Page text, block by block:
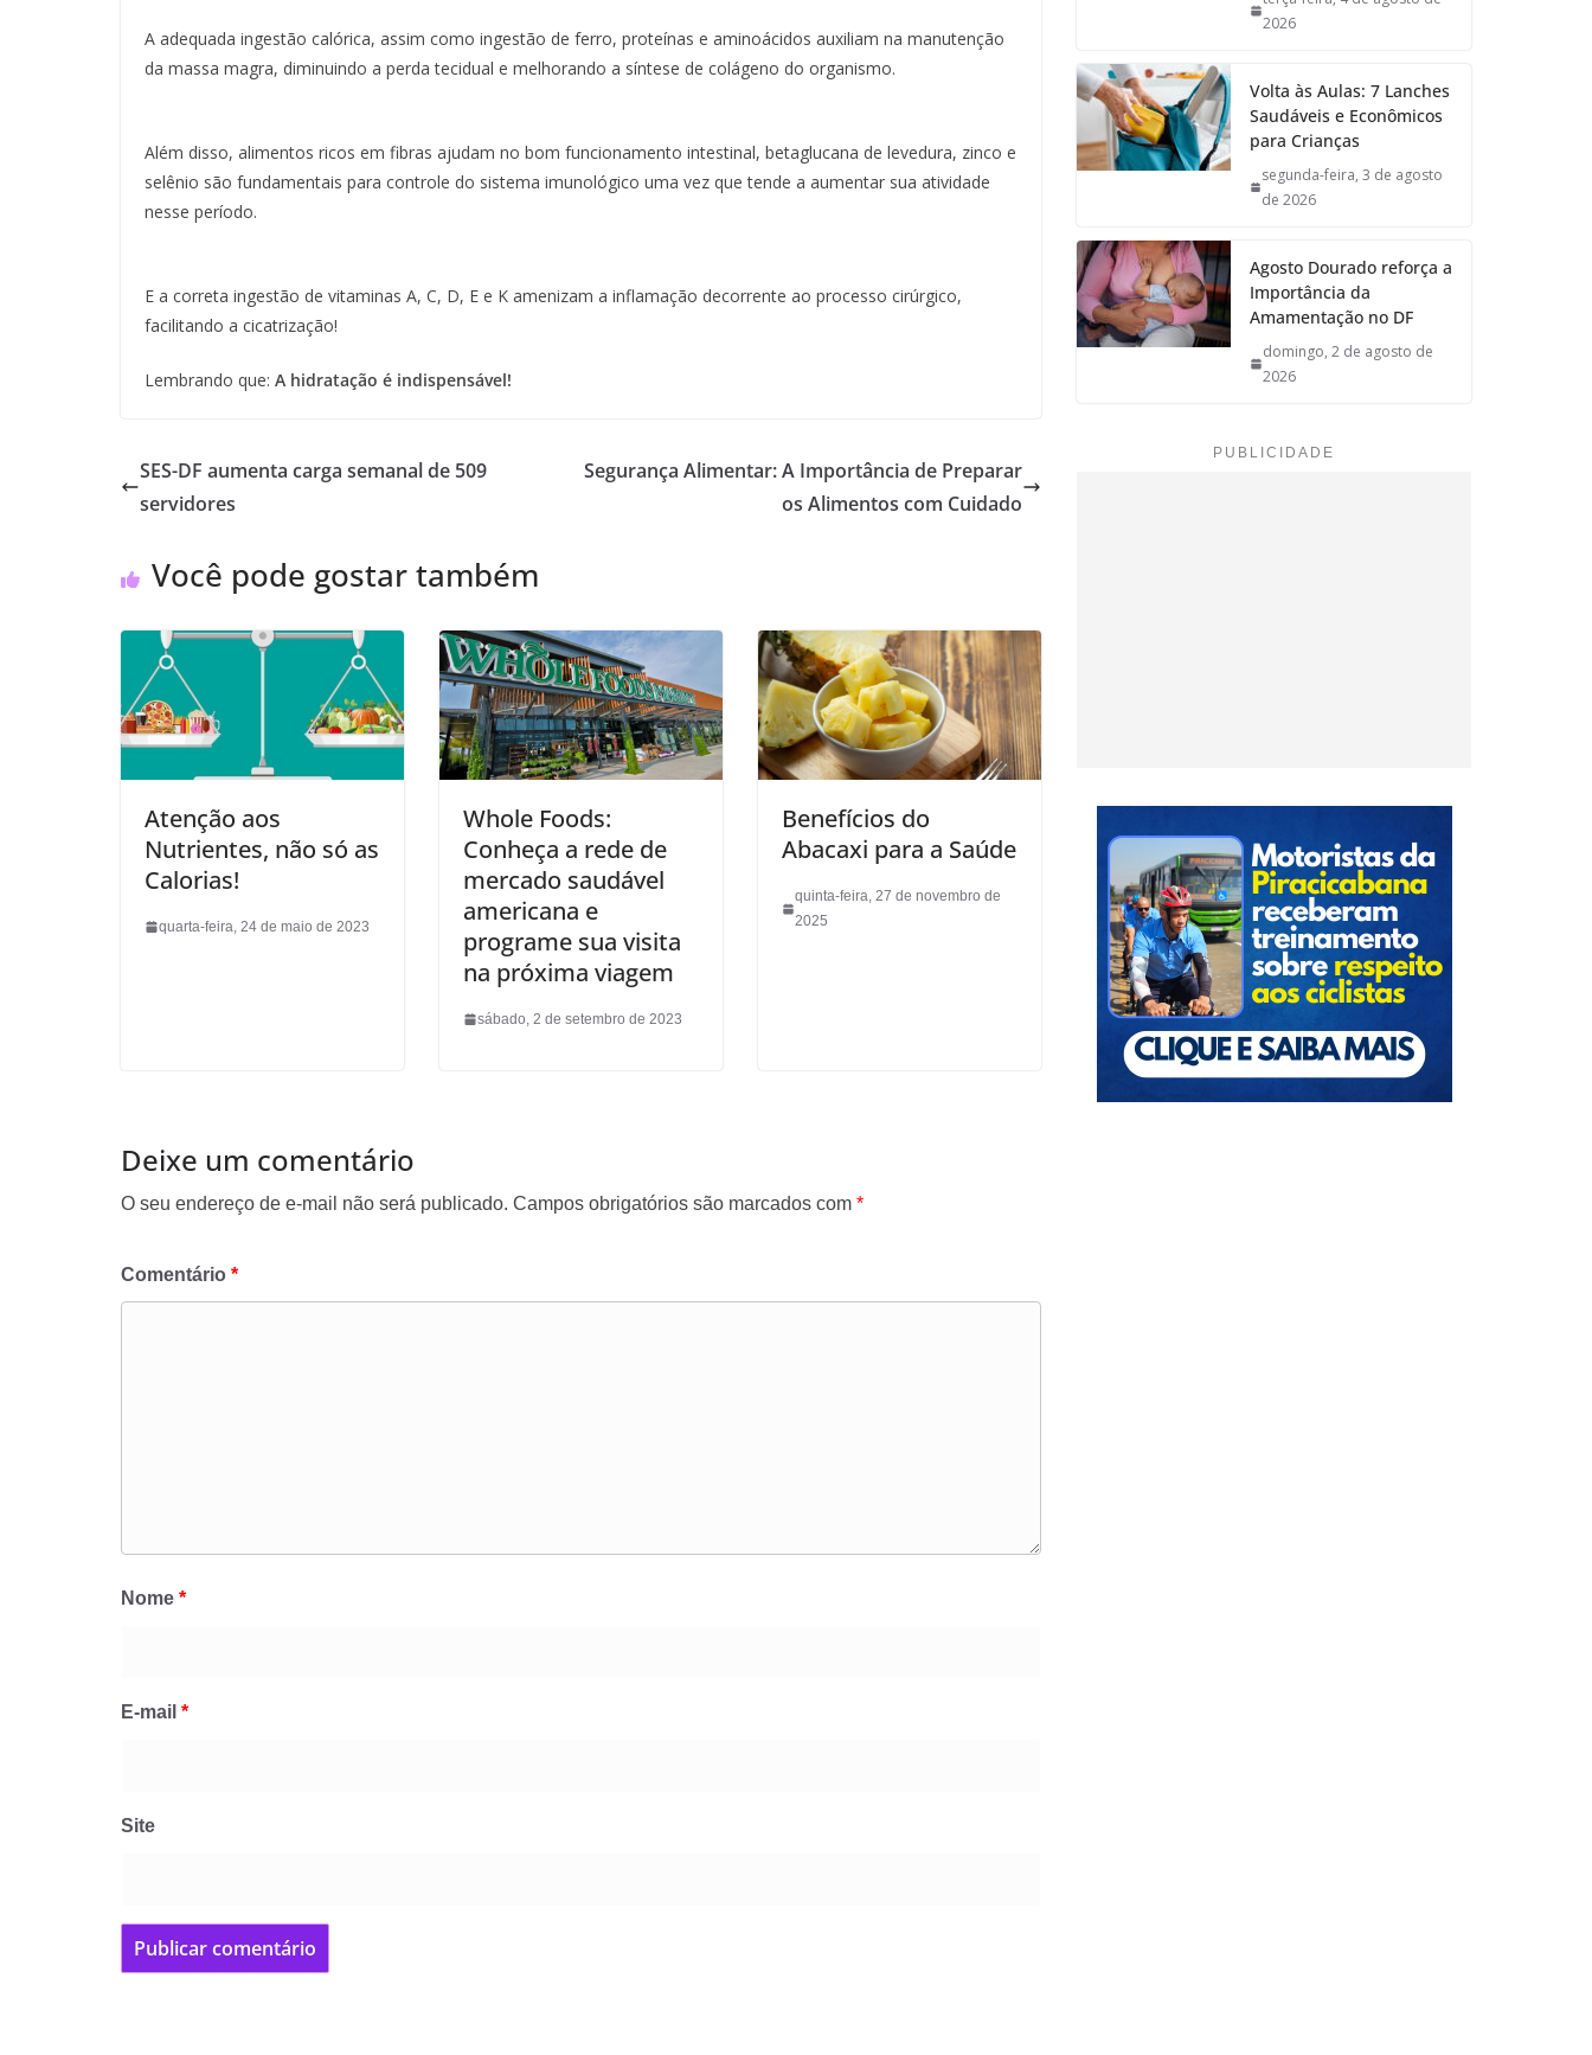
A adequada ingestão calórica, assim como ingestão de ferro, proteínas e aminoácidos auxiliam na manutenção
da massa magra, diminuindo a perda tecidual e melhorando a síntese de colágeno do organismo.
Além disso, alimentos ricos em fibras ajudam no bom funcionamento intestinal, betaglucana de levedura, zinco e
selênio são fundamentais para controle do sistema imunológico uma vez que tende a aumentar sua atividade
nesse período.
E a correta ingestão de vitaminas A, C, D, E e K amenizam a inflamação decorrente ao processo cirúrgico,
facilitando a cicatrização!
Lembrando que: A hidratação é indispensável!
SES-DF aumenta carga semanal de 509
servidores
Segurança Alimentar: A Importância de Preparar
os Alimentos com Cuidado
Você pode gostar também
Atenção aos
Nutrientes, não só as
Calorias!
quarta-feira, 24 de maio de 2023
Whole Foods:
Conheça a rede de
mercado saudável
americana e
programe sua visita
na próxima viagem
sábado, 2 de setembro de 2023
Benefícios do
Abacaxi para a Saúde
quinta-feira, 27 de novembro de
2025
Deixe um comentário
O seu endereço de e-mail não será publicado. Campos obrigatórios são marcados com *
Comentário *
Nome *
E-mail *
Site
2026
Volta às Aulas: 7 Lanches
Saudáveis e Econômicos
para Crianças
segunda-feira, 3 de agosto
de 2026
Agosto Dourado reforça a
Importância da
Amamentação no DF
domingo, 2 de agosto de
2026
PUBLICIDADE